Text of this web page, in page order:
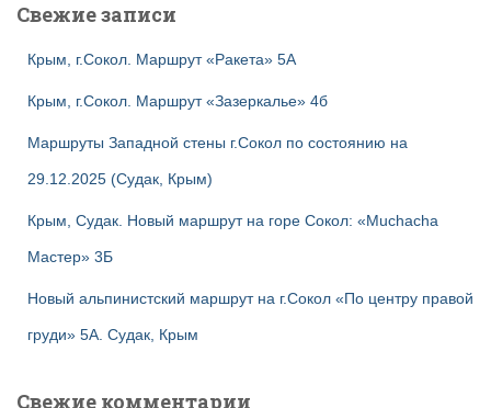
Свежие записи
Крым, г.Сокол. Маршрут «Ракета» 5А
Крым, г.Сокол. Маршрут «Зазеркалье» 4б
Маршруты Западной стены г.Сокол по состоянию на
29.12.2025 (Судак, Крым)
Крым, Судак. Новый маршрут на горе Сокол: «Muchacha
Мастер» 3Б
Новый альпинистский маршрут на г.Сокол «По центру правой
груди» 5А. Судак, Крым
Свежие комментарии